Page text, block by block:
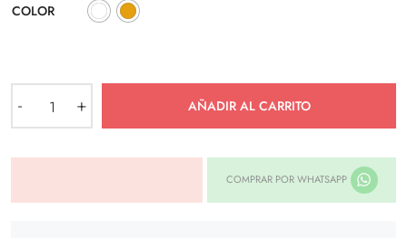
COLOR
Baggy
cantidad
+
- AÑADIR AL CARRITO
COMPRAR POR WHATSAPP